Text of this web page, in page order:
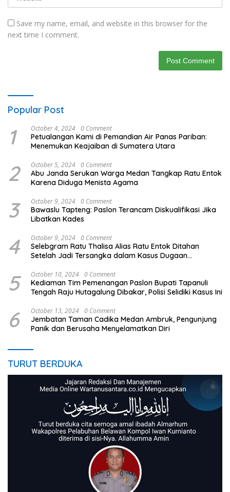
Save my name, email, and website in this browser for the
next time I comment.
Popular Post
1 October 4, 2024 0 Comment
Petualangan Kami di Pemandian Air Panas Pariban:
Menemukan Keajaiban di Sumatera Utara
2 October 5, 2024 0 Comment
Abu Janda Serukan Warga Medan Tangkap Ratu Entok
Karena Diduga Menista Agama
3 October 9, 2024 0 Comment
Bawaslu Tapteng: Paslon Terancam Diskualifikasi Jika
Libatkan Kades
4 October 9, 2024 0 Comment
Selebgram Ratu Thalisa Alias Ratu Entok Ditahan
Setelah Jadi Tersangka dalam Kasus Dugaan
5 October 10, 2024 0 Comment
Kediaman Tim Pemenangan Paslon Bupati Tapanuli
Tengah Raju Hutagalung Dibakar, Polisi Selidiki Kasus Ini
6 October 13, 2024 0 Comment
Jembatan Taman Cadika Medan Ambruk, Pengunjung
Panik dan Berusaha Menyelamatkan Diri
TURUT BERDUKA